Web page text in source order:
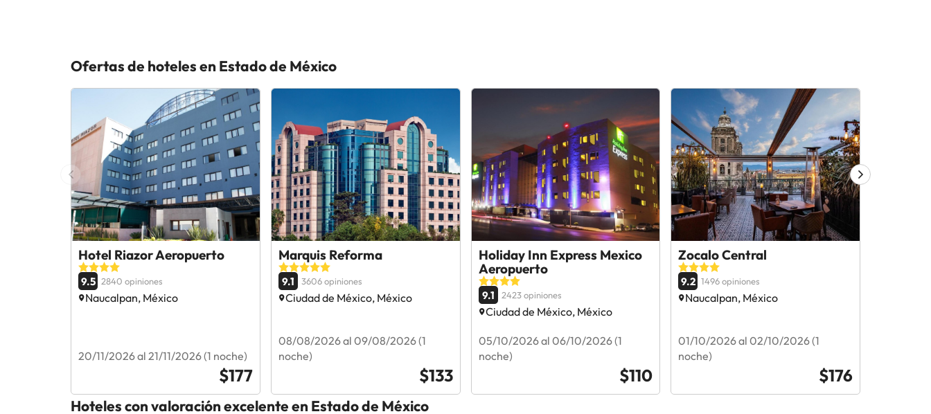
Ofertas de hoteles en Estado de México
Hotel Riazor Aeropuerto
9.5 2840 opiniones
Naucalpan, México
20/11/2026 al 21/11/2026 (1 noche)
$177
Marquis Reforma
9.1 3606 opiniones
Ciudad de México, México
08/08/2026 al 09/08/2026 (1
noche)
$133
Holiday Inn Express Mexico
Aeropuerto
9.1 2423 opiniones
Ciudad de México, México
05/10/2026 al 06/10/2026 (1
noche)
$110
Zocalo Central
9.2 1496 opiniones
Naucalpan, México
01/10/2026 al 02/10/2026 (1
noche)
$176
Hoteles con valoración excelente en Estado de México